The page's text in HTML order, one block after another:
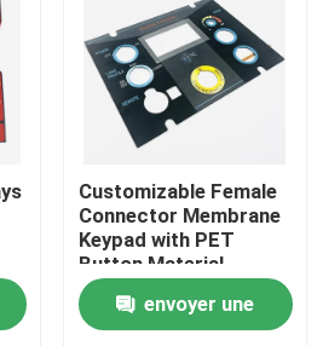
Customizable Female
Connector Membrane
Keypad with PET
Button Material
envoyer une